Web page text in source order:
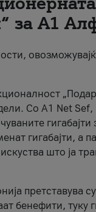
за А1
Со A1 Net Sef,
гигабајти
гигабајти, а
што ја
претставува
бенефити, туку